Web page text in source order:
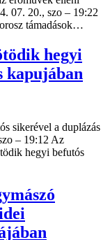
07. 20., szo – 19:22
támadások…
hegyi
kapujában
sikerével a duplázás
– 19:12 Az
hegyi befutós